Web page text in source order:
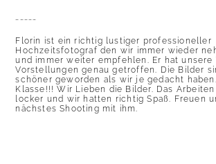
……………
Florin ist ein richtig lustiger professioneller
Hochzeitsfotograf den wir immer wieder
und immer weiter empfehlen. Er hat unsere
Vorstellungen genau getroffen. Die Bilder
schöner geworden als wir je gedacht
Klasse!!! Wir Lieben die Bilder. Das
locker und wir hatten richtig Spaß. Freuen
nächstes Shooting mit ihm.